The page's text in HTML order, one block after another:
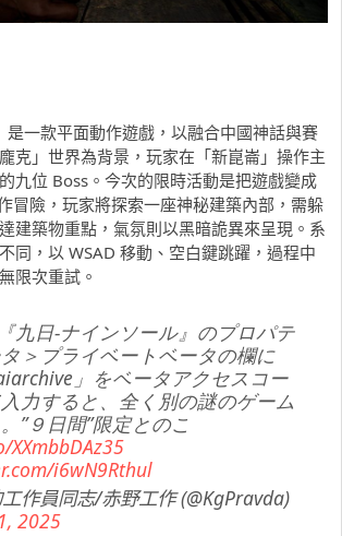
是一款平面動作遊戲，以融合中國神話與賽
克」世界為背景，玩家在「新崑崙」操作主
九位 Boss。今次的限時活動是把遊戲變成
冒險，玩家將探索一座神秘建築內部，需躲
建築物重點，氣氛則以黑暗詭異來呈現。系
同，以 WSAD 移動、空白鍵跳躍，過程中
限次重試。
九日-ナインソール』のプロパテ
＞プライベートベータの欄に
」をベータアクセスコー
力すると、全く別の謎のゲーム
”９日間”限定とのこ
XXmbbDAz35
i6wN9Rthul
作員同志/赤野工作 (@KgPravda)
2025